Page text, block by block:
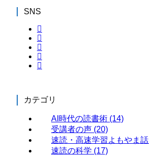
SNS
カテゴリ
AI時代の読書術 (14)
受講者の声 (20)
速読・高速学習よもやま話
速読の科学 (17)